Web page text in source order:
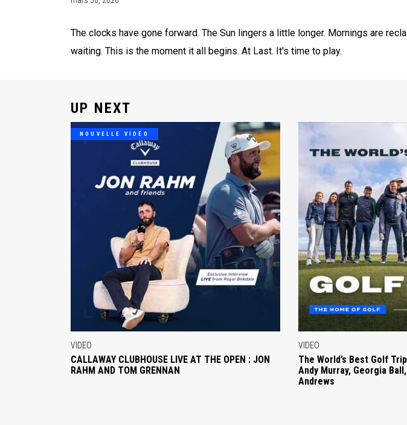
The clocks have gone forward. The Sun lingers a little longer. Mornings are
waiting. This is the moment it all begins. At Last. It's time to play.
UP NEXT
NOUVELLE VIDÉO
VIDEO
CALLAWAY CLUBHOUSE LIVE AT THE OPEN : JON
RAHM AND TOM GRENNAN
VIDEO
The World’s Best Golf
Andy Murray, Georgia
Andrews